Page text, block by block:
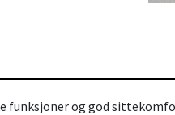
og god